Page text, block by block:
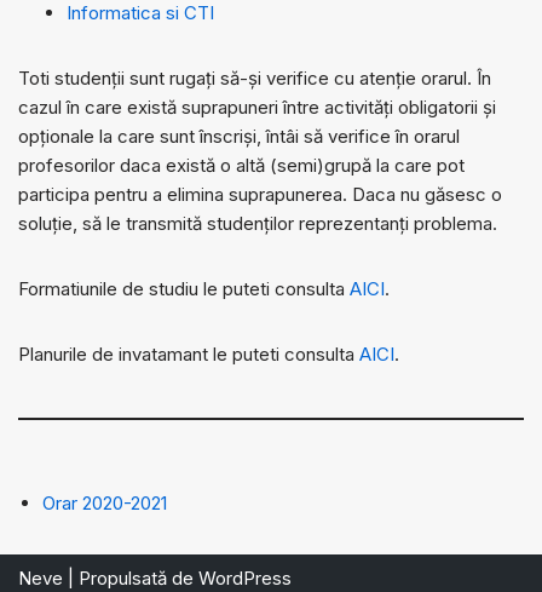
Informatica si CTI
Toti studenții sunt rugați să-și verifice cu atenție orarul. În
cazul în care există suprapuneri între activități obligatorii și
opționale la care sunt înscriși, întâi să verifice în orarul
profesorilor daca există o altă (semi)grupă la care pot
participa pentru a elimina suprapunerea. Daca nu găsesc o
soluție, să le transmită studenților reprezentanți problema.
Formatiunile de studiu le puteti consulta AICI.
Planurile de invatamant le puteti consulta AICI.
Orar 2020-2021
Neve | Propulsată de WordPress